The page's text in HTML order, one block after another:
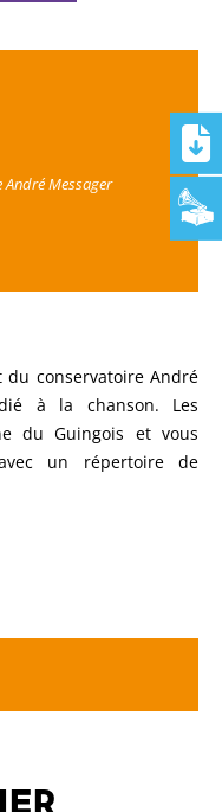
Messager
du conservatoire André
à la chanson. Les
du Guingois et vous
un répertoire de